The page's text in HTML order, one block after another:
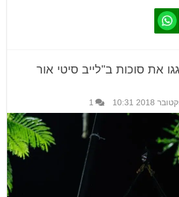
את סוכות ב"לייב סיטי אור
1